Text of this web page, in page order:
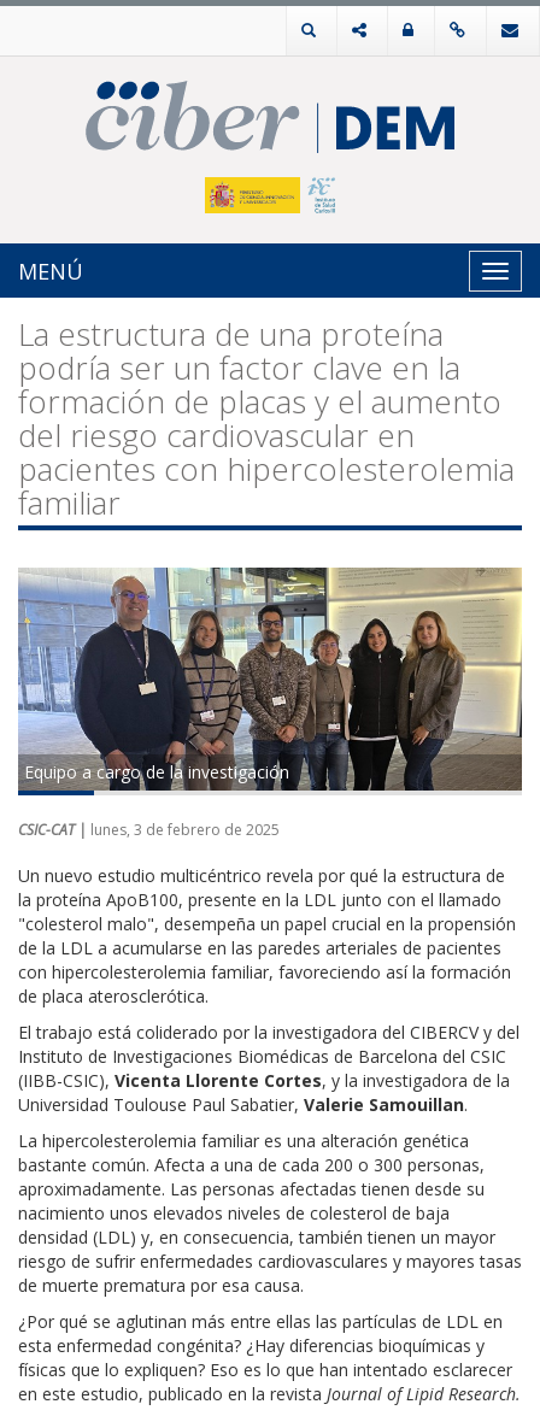
MENÚ
La estructura de una proteína
podría ser un factor clave en la
formación de placas y el aumento
del riesgo cardiovascular en
pacientes con hipercolesterolemia
familiar
Equipo a cargo de la investigación
CSIC-CAT | lunes, 3 de febrero de 2025
Un nuevo estudio multicéntrico revela por qué la estructura de
la proteína ApoB100, presente en la LDL junto con el llamado
"colesterol malo", desempeña un papel crucial en la propensión
de la LDL a acumularse en las paredes arteriales de pacientes
con hipercolesterolemia familiar, favoreciendo así la formación
de placa aterosclerótica.
El trabajo está coliderado por la investigadora del CIBERCV y del
Instituto de Investigaciones Biomédicas de Barcelona del CSIC
(IIBB-CSIC), Vicenta Llorente Cortes, y la investigadora de la
Universidad Toulouse Paul Sabatier, Valerie Samouillan.
La hipercolesterolemia familiar es una alteración genética
bastante común. Afecta a una de cada 200 o 300 personas,
aproximadamente. Las personas afectadas tienen desde su
nacimiento unos elevados niveles de colesterol de baja
densidad (LDL) y, en consecuencia, también tienen un mayor
riesgo de sufrir enfermedades cardiovasculares y mayores tasas
de muerte prematura por esa causa.
¿Por qué se aglutinan más entre ellas las partículas de LDL en
esta enfermedad congénita? ¿Hay diferencias bioquímicas y
físicas que lo expliquen? Eso es lo que han intentado esclarecer
en este estudio, publicado en la revista Journal of Lipid Research.